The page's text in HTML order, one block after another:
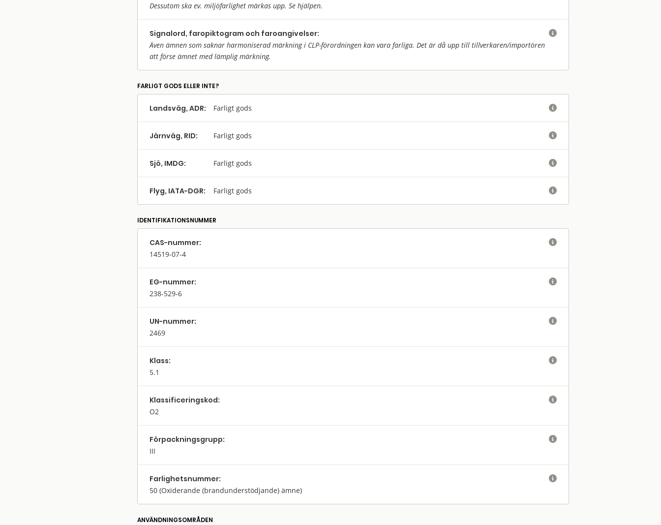
Dessutom ska ev. miljöfarlighet märkas upp. Se hjälpen.
Signalord, faropiktogram och faroangivelser:
Även ämnen som saknar harmoniserad märkning i CLP-förordningen kan vara farliga. Det är då upp till tillverkaren/importören
att förse ämnet med lämplig märkning.

FARLIGT GODS ELLER INTE?
Landsväg, ADR: Farligt gods 
Järnväg, RID: Farligt gods 
Sjö, IMDG: Farligt gods 
Flyg, IATA-DGR: Farligt gods 
IDENTIFIKATIONSNUMMER
CAS-nummer:
14519-07-4

EG-nummer:
238-529-6

UN-nummer:
2469

Klass:
5.1

Klassifi­cerings­kod:
O2

Förpack­nings­grupp:
III

Farlighets­nummer:
50 (Oxiderande (brandunderstödjande) ämne)

ANVÄNDNINGS­OMRÅDEN